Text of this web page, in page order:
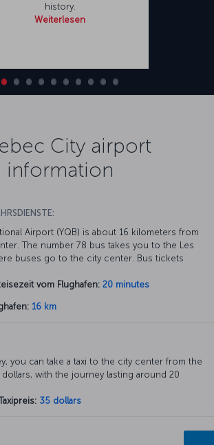
history.
Weiterlesen
City airport
information
Airport (YQB) is about 16 kilometers from
The number 78 bus takes you to the Les
buses go to the city center. Bus tickets
vom Flughafen: 20 minutes
16 km
you can take a taxi to the city center from the
with the journey lasting around 20
35 dollars